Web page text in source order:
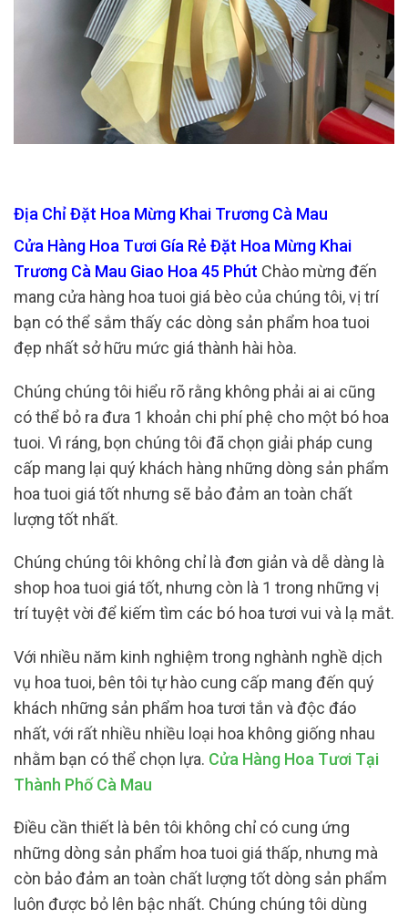
Địa Chỉ Đặt Hoa Mừng Khai Trương Cà Mau
Cửa Hàng Hoa Tươi Gía Rẻ Đặt Hoa Mừng Khai
Trương Cà Mau Giao Hoa 45 Phút Chào mừng đến
mang cửa hàng hoa tuoi giá bèo của chúng tôi, vị trí
bạn có thể sắm thấy các dòng sản phẩm hoa tuoi
đẹp nhất sở hữu mức giá thành hài hòa.
Chúng chúng tôi hiểu rõ rằng không phải ai ai cũng
có thể bỏ ra đưa 1 khoản chi phí phệ cho một bó hoa
tuoi. Vì ráng, bọn chúng tôi đã chọn giải pháp cung
cấp mang lại quý khách hàng những dòng sản phẩm
hoa tuoi giá tốt nhưng sẽ bảo đảm an toàn chất
lượng tốt nhất.
Chúng chúng tôi không chỉ là đơn giản và dễ dàng là
shop hoa tuoi giá tốt, nhưng còn là 1 trong những vị
trí tuyệt vời để kiếm tìm các bó hoa tươi vui và lạ mắt.
Với nhiều năm kinh nghiệm trong nghành nghề dịch
vụ hoa tuoi, bên tôi tự hào cung cấp mang đến quý
khách những sản phẩm hoa tươi tắn và độc đáo
nhất, với rất nhiều nhiều loại hoa không giống nhau
nhằm bạn có thể chọn lựa. Cửa Hàng Hoa Tươi Tại
Thành Phố Cà Mau
Điều cần thiết là bên tôi không chỉ có cung ứng
những dòng sản phẩm hoa tuoi giá thấp, nhưng mà
còn bảo đảm an toàn chất lượng tốt dòng sản phẩm
luôn được bỏ lên bậc nhất. Chúng chúng tôi dùng